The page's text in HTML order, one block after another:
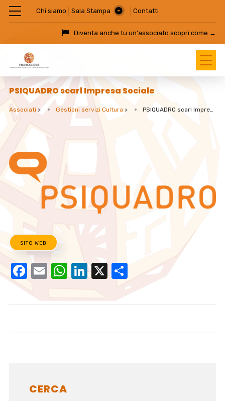
Chi siamo Sala Stampa Contatti
Diventa anche tu un'associatoscopri come →
PSIQUADRO scarl Impresa Sociale
Associati > Gestioni servizi Cultura > PSIQUADRO scarl Impresa Sociale
SITO WEB
Facebook
EmailWhatsApp
LinkedIn
X Condividi
CERCA